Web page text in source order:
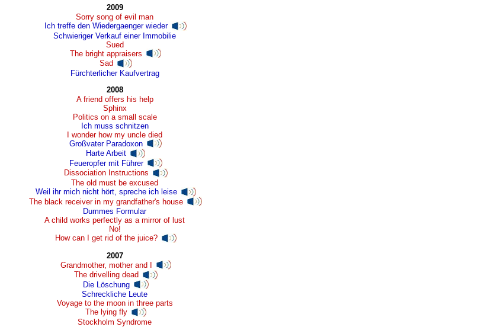
2009
Sorry song of evil man
Ich treffe den Wiedergaenger wieder
Schwieriger Verkauf einer Immobilie
Sued
The bright appraisers
Sad
Fürchterlicher Kaufvertrag
2008
A friend offers his help
Sphinx
Politics on a small scale
Ich muss schnitzen
I wonder how my uncle died
Großvater Paradoxon
Harte Arbeit
Feueropfer mit Führer
Dissociation Instructions
The old must be excused
Weil ihr mich nicht hört, spreche ich leise
The black receiver in my grandfather's house
Dummes Formular
A child works perfectly as a mirror of lust
No!
How can I get rid of the juice?
2007
Grandmother, mother and I
The drivelling dead
Die Löschung
Schreckliche Leute
Voyage to the moon in three parts
The lying fly
Stockholm Syndrome